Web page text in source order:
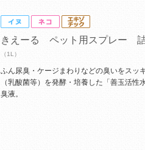
きえーる ペット用スプレー
（1L）
ふん尿臭・ケージまわりなどの臭いをスッ
（乳酸菌等）を発酵・培養した「善玉活性
臭液。